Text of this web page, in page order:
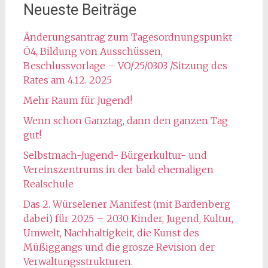
Neueste Beiträge
Änderungsantrag zum Tagesordnungspunkt
Ö4, Bildung von Ausschüssen,
Beschlussvorlage – VO/25/0303 /Sitzung des
Rates am 4.12. 2025
Mehr Raum für Jugend!
Wenn schon Ganztag, dann den ganzen Tag
gut!
Selbstmach-Jugend- Bürgerkultur- und
Vereinszentrums in der bald ehemaligen
Realschule
Das 2. Würselener Manifest (mit Bardenberg
dabei) für 2025 – 2030 Kinder, Jugend, Kultur,
Umwelt, Nachhaltigkeit, die Kunst des
Müßiggangs und die grosze Revision der
Verwaltungsstrukturen.